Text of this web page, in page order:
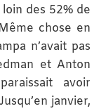
des 52% de
chose en
n’avait pas
et Anton
avoir
janvier,